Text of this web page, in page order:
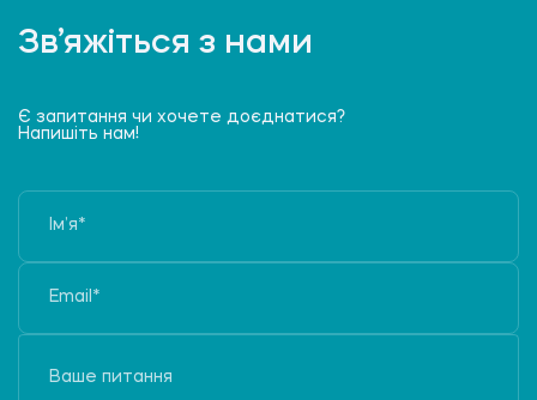
Зв’яжіться з нами
Є запитання чи хочете доєднатися?
Напишіть нам!